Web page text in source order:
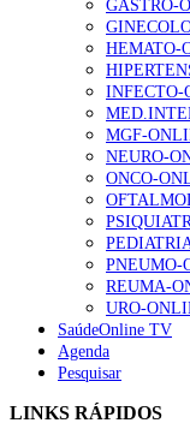
1.º
te na
169
Alguns
família
132
“Os
custo-
93
GASTRO-
HEMATO-
INFECTO-
MGF-
NEURO-
ONCO-
PNEUMO-
REUMA-
URO-
SaúdeOnline TV
Agenda
Pesquisar
LINKS RÁPIDOS